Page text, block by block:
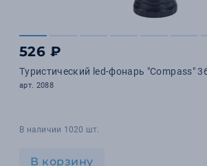
526 ₽
Туристический led-фонарь "Compass"
арт. 2088
В наличии 1020 шт.
В корзину